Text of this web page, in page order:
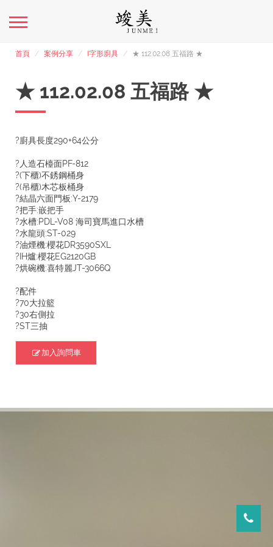
首頁 案例分享 I字形廚具 ★ 112.02.08 五福路 ★
★ 112.02.08 五福路 ★
?廚具長度290+64公分
?人造石檯面PF-812
?(下櫃)不銹鋼桶身
?(吊櫃)木芯板桶身
?結晶六面門板:Y-2179
?把手:嵌把手
?水槽:PDL-V08 海司寶馬進口水槽
?水龍頭:ST-029
?油煙機:櫻花DR3590SXL
?IH爐:櫻花EG2120GB
?烘碗機:喜特麗JT-3066Q
?配件
?70大拉籃
?30右側拉
?ST三抽
加入詢問車